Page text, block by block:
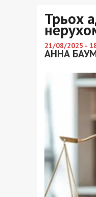
Трьох
21/08/2025 -
АННА